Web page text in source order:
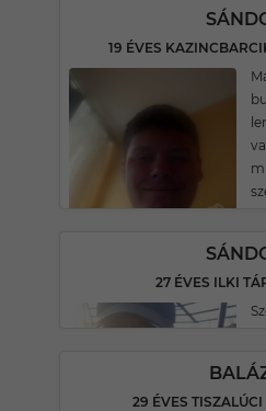
19 ÉVES
27 ÉVES ILKI
29 ÉVES